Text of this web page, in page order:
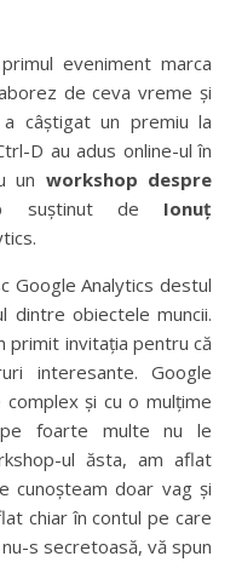
eveniment marca
de ceva vreme și
câștigat un premiu la
D au adus online-ul în
un workshop despre
suștinut de Ionuț
Google Analytics destul
dintre obiectele muncii.
primit invitația pentru că
interesante. Google
și cu o mulțime
foarte multe nu le
ul ăsta, am aflat
cunoșteam doar vag și
chiar în contul pe care
s secretoasă, vă spun